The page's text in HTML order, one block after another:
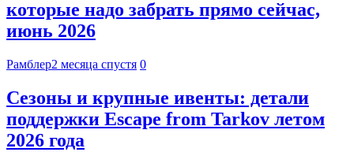
которые надо забрать прямо сейчас,
июнь 2026
Рамблер2 месяца спустя 0
Сезоны и крупные ивенты: детали
поддержки Escape from Tarkov летом
2026 года